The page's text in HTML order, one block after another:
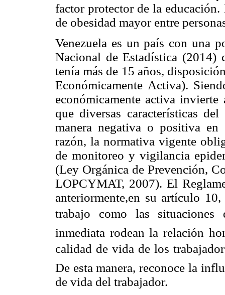
factor protector de la
de obesidad mayor entre
Venezuela es un país con una
Nacional de Estadística (2014)
tenía más de 15 años,
Económicamente Activa).
económicamente activa
que diversas características
manera negativa o positiva en
razón, la normativa vigente
de monitoreo y vigilancia
(Ley Orgánica de Prevención,
LOPCYMAT, 2007). El
anteriormente,en su artículo
trabajo como las
inmediata rodean la relación
calidad de vida de los
De esta manera, reconoce la
de vida del trabajador.